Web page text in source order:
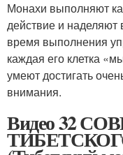
Монахи выполняют
действие и наделяют
время выполнения
каждая его клетка
умеют достигать
внимания.
Видео 32